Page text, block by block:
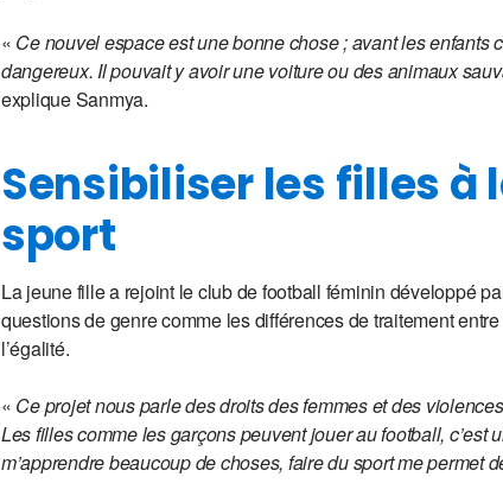
« Ce nouvel espace est une bonne chose ; avant les enfants
dangereux. Il pouvait y avoir une voiture ou des animaux
explique Sanmya.
Sensibiliser les filles à
sport
La jeune fille a rejoint le club de football féminin développé
questions de genre comme les différences de traitement
l’égalité.
« Ce projet nous parle des droits des femmes et des
Les filles comme les garçons peuvent jouer au football, c’est
m’apprendre beaucoup de choses, faire du sport me permet